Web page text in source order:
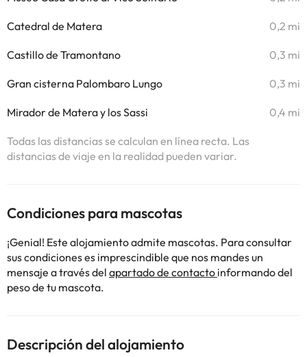
Catedral de Matera 0,2 mi
Castillo de Tramontano 0,3 mi
Gran cisterna Palombaro Lungo 0,3 mi
Mirador de Matera y los Sassi 0,4 mi
Todas las distancias se calculan en línea recta. Las
distancias de viaje en la realidad pueden variar.
Condiciones para mascotas
¡Genial! Este alojamiento admite mascotas. Para consultar
sus condiciones es imprescindible que nos mandes un
mensaje a través del apartado de contacto informando del
peso de tu mascota.
Descripción del alojamiento